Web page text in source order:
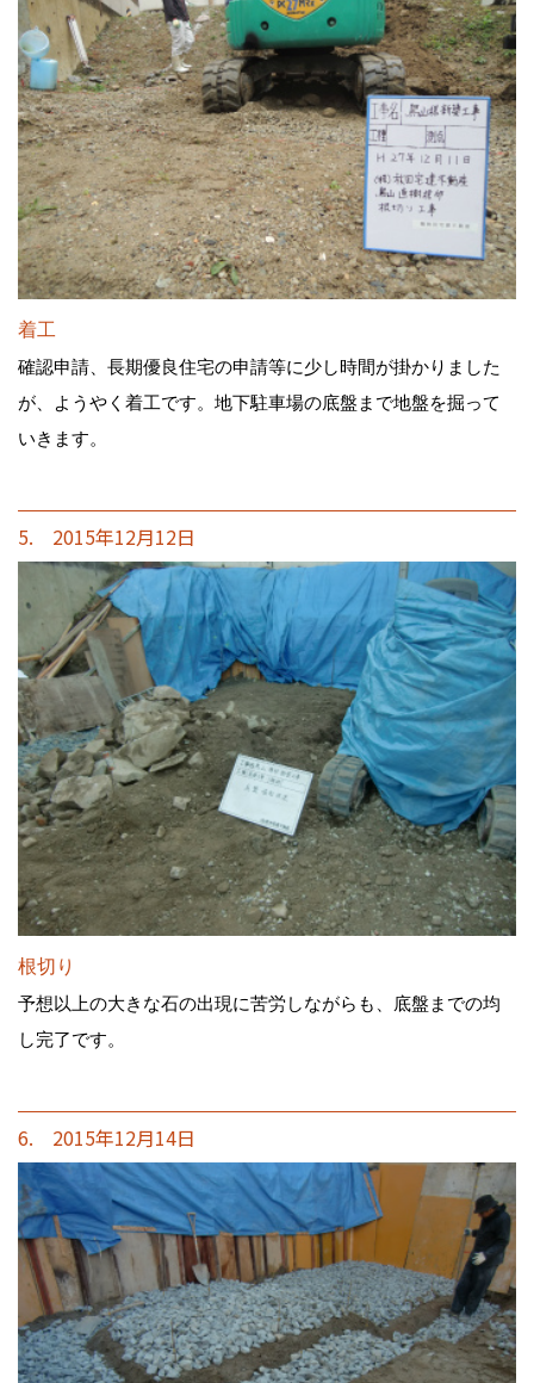
着工
確認申請、長期優良住宅の申請等に少し時間が掛かりました
が、ようやく着工です。地下駐車場の底盤まで地盤を掘って
いきます。
5. 2015年12月12日
根切り
予想以上の大きな石の出現に苦労しながらも、底盤までの均
し完了です。
6. 2015年12月14日